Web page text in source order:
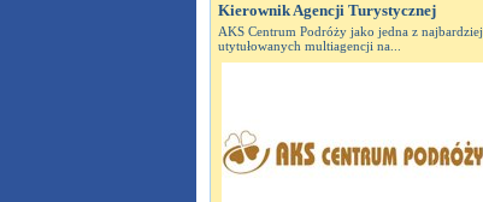
Kierownik Agencji Turystycznej
AKS Centrum Podróży jako jedna z najbardziej
utytułowanych multiagencji na...